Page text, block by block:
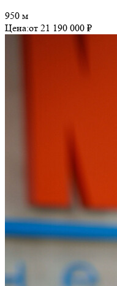
950 м
Цена:от 21 190 000 ₽